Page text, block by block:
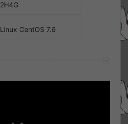
2H4G
Linux CentOS 7.6